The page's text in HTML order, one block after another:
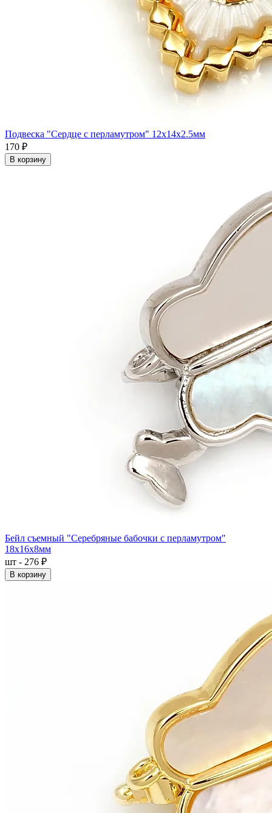
Подвеска "Сердце с перламутром" 12x14x2.5мм
170 ₽
В корзину
Бейл съемный "Серебряные бабочки с перламутром"
18x16x8мм
шт - 276 ₽
В корзину